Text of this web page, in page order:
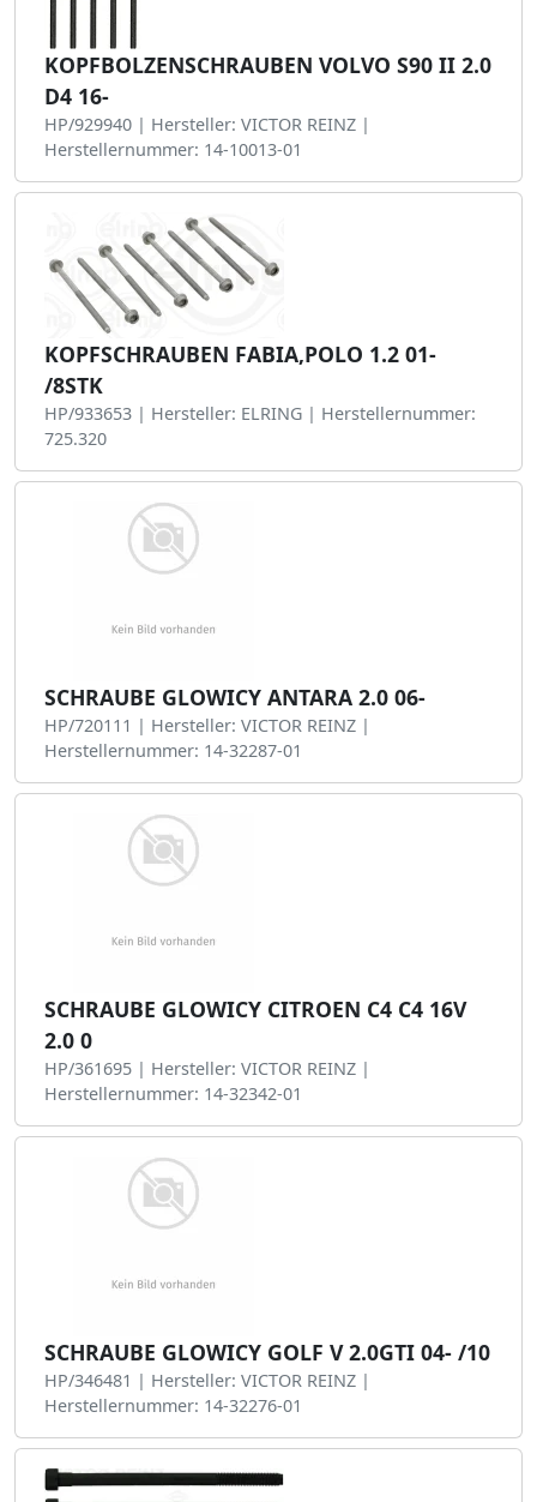
KOPFBOLZENSCHRAUBEN VOLVO S90 II 2.0
D4 16-
HP/929940 | Hersteller: VICTOR REINZ |
Herstellernummer: 14-10013-01
KOPFSCHRAUBEN FABIA,POLO 1.2 01-
/8STK
HP/933653 | Hersteller: ELRING | Herstellernummer:
725.320
SCHRAUBE GLOWICY ANTARA 2.0 06-
HP/720111 | Hersteller: VICTOR REINZ |
Herstellernummer: 14-32287-01
SCHRAUBE GLOWICY CITROEN C4 C4 16V
2.0 0
HP/361695 | Hersteller: VICTOR REINZ |
Herstellernummer: 14-32342-01
SCHRAUBE GLOWICY GOLF V 2.0GTI 04- /10
HP/346481 | Hersteller: VICTOR REINZ |
Herstellernummer: 14-32276-01